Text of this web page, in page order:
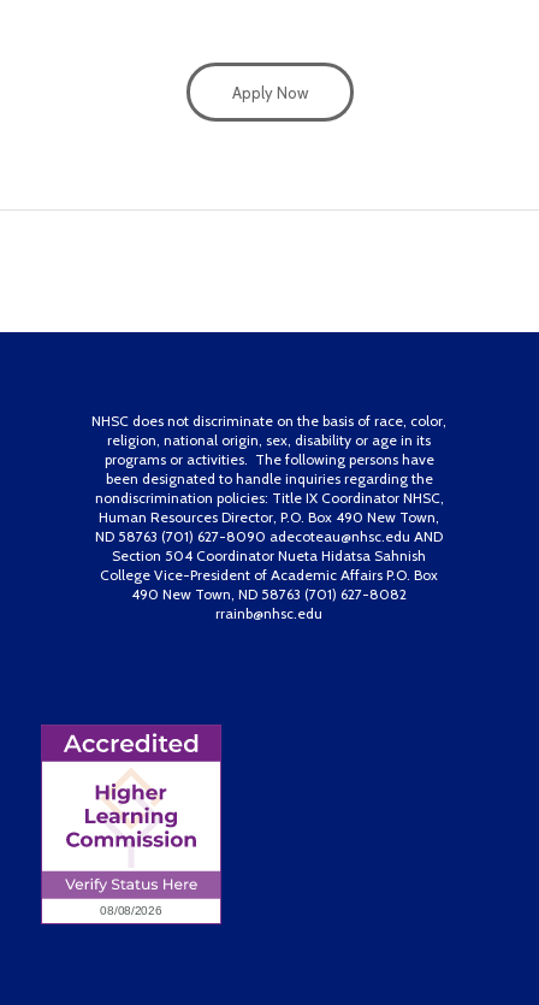
Apply Now
ITALIA SUI METODI DI
TELEFONO
Negli ultimi anni, il settore dei pagamenti digitali ha
subito una trasformazione radicale, con i metodi di
pagamento tramite telefono che sono diventati
protagonisti indiscussi di questa rivoluzione. In Italia,
come nel resto d’Europa, sempre più utenti scelgono di
piattaforma di analisi e comparazione nel settore delle
scommesse e dei giochi online, ha condotto
un’approfondita ricerca su questi strumenti di
pagamento, offrendo una panoramica dettagliata che
ma per chiunque voglia comprendere meglio il
panorama dei pagamenti mobili contemporanei.
NHSC does not discriminate on the basis of race, color,
religion, national origin, sex, disability or age in its
programs or activities. The following persons have
been designated to handle inquiries regarding the
nondiscrimination policies: Title IX Coordinator NHSC,
Human Resources Director, P.O. Box 490 New Town,
ND 58763 (701) 627-8090 adecoteau@nhsc.edu AND
Section 504 Coordinator Nueta Hidatsa Sahnish
College Vice-President of Academic Affairs P.O. Box
490 New Town, ND 58763 (701) 627-8082
rrainb@nhsc.edu